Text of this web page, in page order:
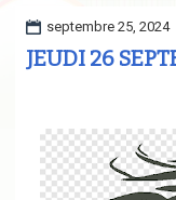
septembre 25, 2024
JEUDI 26